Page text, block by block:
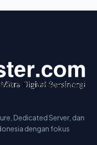
Dedicated Server, dan
dengan fokus